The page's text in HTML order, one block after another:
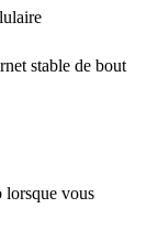
stable de bout
lorsque vous